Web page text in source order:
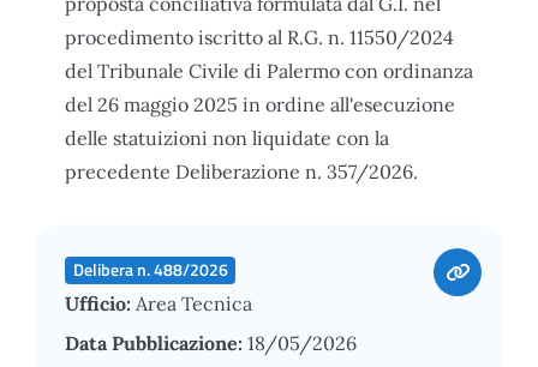
procedimento iscritto al R.G. n. 11550/2024
del Tribunale Civile di Palermo con ordinanza
del 26 maggio 2025 in ordine all'esecuzione
delle statuizioni non liquidate con la
precedente Deliberazione n. 357/2026.
Delibera n. 488/2026
Ufficio: Area Tecnica
Data Pubblicazione: 18/05/2026